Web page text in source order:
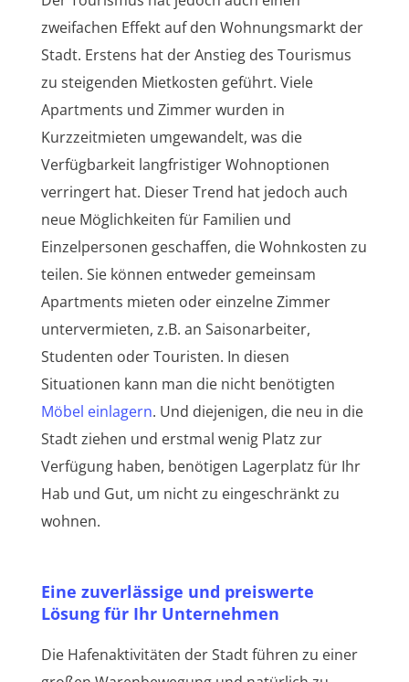
zweifachen Effekt auf den Wohnungsmarkt der
Stadt. Erstens hat der Anstieg des Tourismus
zu steigenden Mietkosten geführt. Viele
Apartments und Zimmer wurden in
Kurzzeitmieten umgewandelt, was die
Verfügbarkeit langfristiger Wohnoptionen
verringert hat. Dieser Trend hat jedoch auch
neue Möglichkeiten für Familien und
Einzelpersonen geschaffen, die Wohnkosten zu
teilen. Sie können entweder gemeinsam
Apartments mieten oder einzelne Zimmer
untervermieten, z.B. an Saisonarbeiter,
Studenten oder Touristen. In diesen
Situationen kann man die nicht benötigten
Möbel einlagern. Und diejenigen, die neu in die
Stadt ziehen und erstmal wenig Platz zur
Verfügung haben, benötigen Lagerplatz für Ihr
Hab und Gut, um nicht zu eingeschränkt zu
wohnen.
Eine zuverlässige und preiswerte
Lösung für Ihr Unternehmen
Die Hafenaktivitäten der Stadt führen zu einer